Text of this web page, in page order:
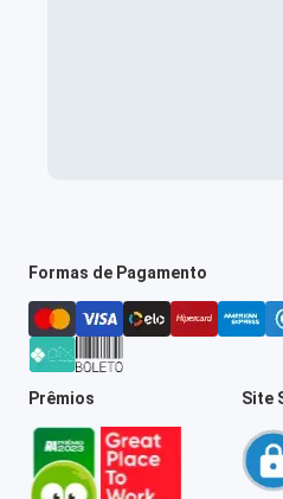
Formas de Pagamento
Prêmios Site